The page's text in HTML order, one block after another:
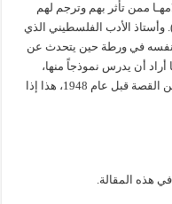
ممن تأثر بهم وترجم لهم
الأدب الفلسطيني الذي
نفسه في ورطة حين يتحدث عن
وتحديداً إذا ما أراد أن يدرس نموذجاً منها،
فقصة الإيراني ” نفايات ” ليست مثالاً جيداً لفن القصة قبل عام 1948، هذا إذا
هذه المقالة.